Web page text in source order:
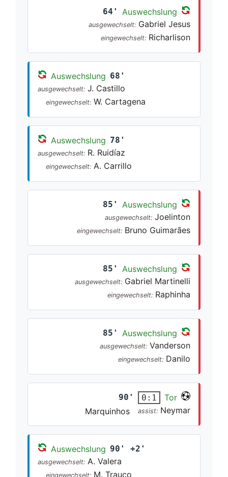
64' Auswechslung
ausgewechselt: Gabriel Jesus
eingewechselt: Richarlison
Auswechslung 68'
ausgewechselt: J. Castillo
eingewechselt: W. Cartagena
Auswechslung 78'
ausgewechselt: R. Ruidíaz
eingewechselt: A. Carrillo
85' Auswechslung
ausgewechselt: Joelinton
eingewechselt: Bruno Guimarães
85' Auswechslung
ausgewechselt: Gabriel Martinelli
eingewechselt: Raphinha
85' Auswechslung
ausgewechselt: Vanderson
eingewechselt: Danilo
90' 0:1
Tor
Marquinhos
assist: Neymar
Auswechslung 90' +2'
ausgewechselt: A. Valera
eingewechselt: M. Trauco